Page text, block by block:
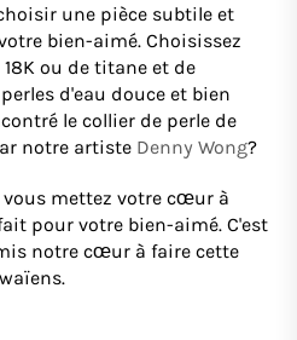
une pièce subtile et
bien-aimé. Choisissez
ou de titane et de
d'eau douce et bien
le collier de perle de
notre artiste Denny Wong?
mettez votre cœur à
pour votre bien-aimé. C'est
notre cœur à faire cette